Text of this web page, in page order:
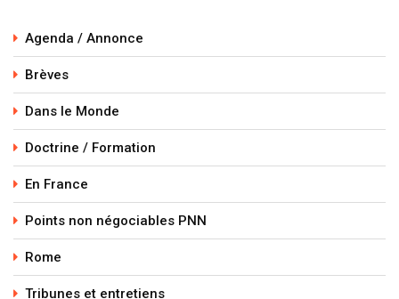
Agenda / Annonce
Brèves
Dans le Monde
Doctrine / Formation
En France
Points non négociables PNN
Rome
Tribunes et entretiens